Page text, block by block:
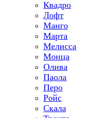
Квадро
Лофт
Манго
Марта
Мелисса
Монца
Олива
Паола
Перо
Ройс
Скала